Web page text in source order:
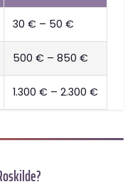
30 € – 50 €
500 € – 850 €
1.300 € – 2.300 €